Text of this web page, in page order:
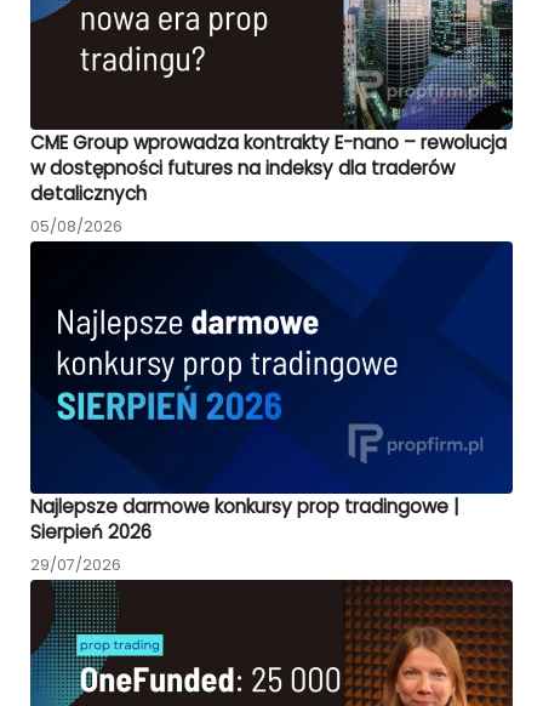
CME Group wprowadza kontrakty E-nano – rewolucja
w dostępności futures na indeksy dla traderów
detalicznych
05/08/2026
Najlepsze darmowe konkursy prop tradingowe |
Sierpień 2026
29/07/2026